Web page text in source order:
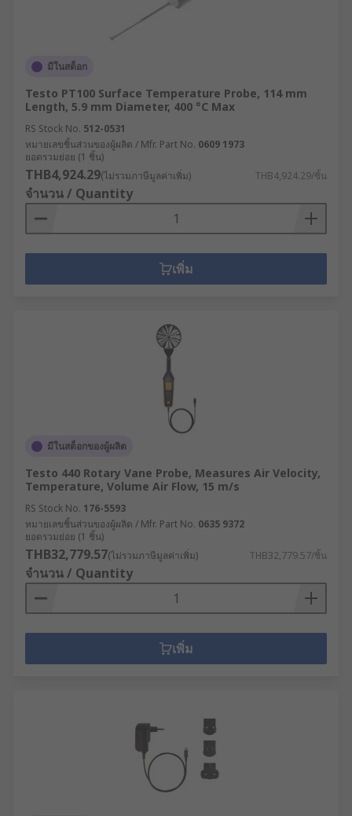
มีในสต็อก
Testo PT100 Surface Temperature Probe, 114 mm
Length, 5.9 mm Diameter, 400 °C Max
RS Stock No. 512-0531
หมายเลขชิ้นส่วนของผู้ผลิต / Mfr. Part No. 0609 1973
ยอดรวมย่อย (1 ชิ้น)
THB4,924.29(ไม่รวมภาษีมูลค่าเพิ่ม) THB4,924.29/ชิ้น
จำนวน / Quantity
เพิ่ม
มีในสต็อกของผู้ผลิต
Testo 440 Rotary Vane Probe, Measures Air Velocity,
Temperature, Volume Air Flow, 15 m/s
RS Stock No. 176-5593
หมายเลขชิ้นส่วนของผู้ผลิต / Mfr. Part No. 0635 9372
ยอดรวมย่อย (1 ชิ้น)
THB32,779.57(ไม่รวมภาษีมูลค่าเพิ่ม) THB32,779.57/ชิ้น
จำนวน / Quantity
เพิ่ม